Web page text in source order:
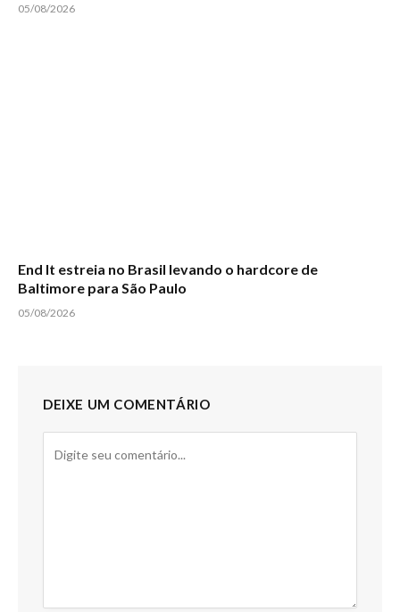
05/08/2026
End It estreia no Brasil levando o hardcore de
Baltimore para São Paulo
05/08/2026
DEIXE UM COMENTÁRIO